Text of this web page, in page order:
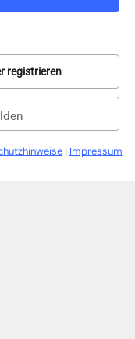
registrieren
| Impressum